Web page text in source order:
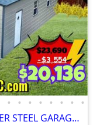
• • • • • • • •
METAL BUILDINGS CARPORT RV COVER STEEL GARAGE METAL BUILDING POLE BARN